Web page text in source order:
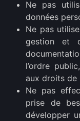
Ne pas
données
Ne pas
gestion et
l’ordre
aux droits de
Ne pas
prise de
développer